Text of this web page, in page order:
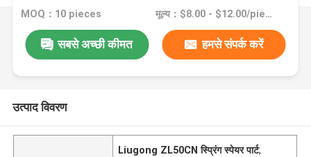
MOQ：10 pieces मूल्य：$8.00 - $12.00/pieces
सबसे अच्छी कीमत हमसे संपर्क करें
उत्पाद विवरण
Liugong ZL50CN स्प्रिंग स्पेयर पार्ट,